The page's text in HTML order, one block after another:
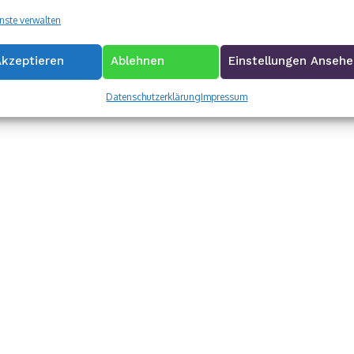
verwalten
Ablehnen Einstellungen
DatenschutzerklärungImpressum